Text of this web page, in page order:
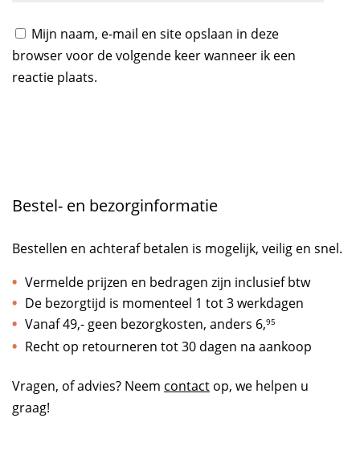
Mijn naam, e-mail en site opslaan in deze
browser voor de volgende keer wanneer ik een
reactie plaats.
Bestel- en bezorginformatie
Bestellen en achteraf betalen is mogelijk, veilig en snel.
Vermelde prijzen en bedragen zijn inclusief btw
De bezorgtijd is momenteel 1 tot 3 werkdagen
Vanaf 49,- geen bezorgkosten, anders 6,95
Recht op retourneren tot 30 dagen na aankoop
Vragen, of advies? Neem contactop, we helpen u
graag!